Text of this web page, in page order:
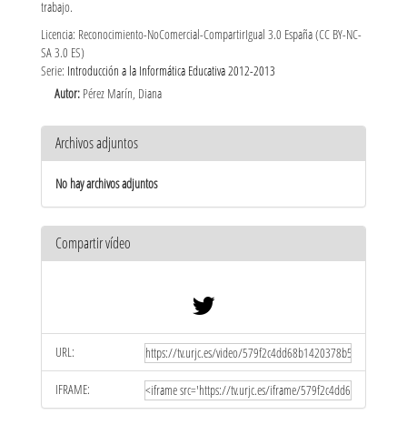
trabajo.
Licencia: Reconocimiento-NoComercial-CompartirIgual 3.0 España (CC BY-NC-
SA 3.0 ES)
Serie: Introducción a la Informática Educativa 2012-2013
Autor: Pérez Marín, Diana
Archivos adjuntos
No hay archivos adjuntos
Compartir vídeo
URL:
IFRAME: